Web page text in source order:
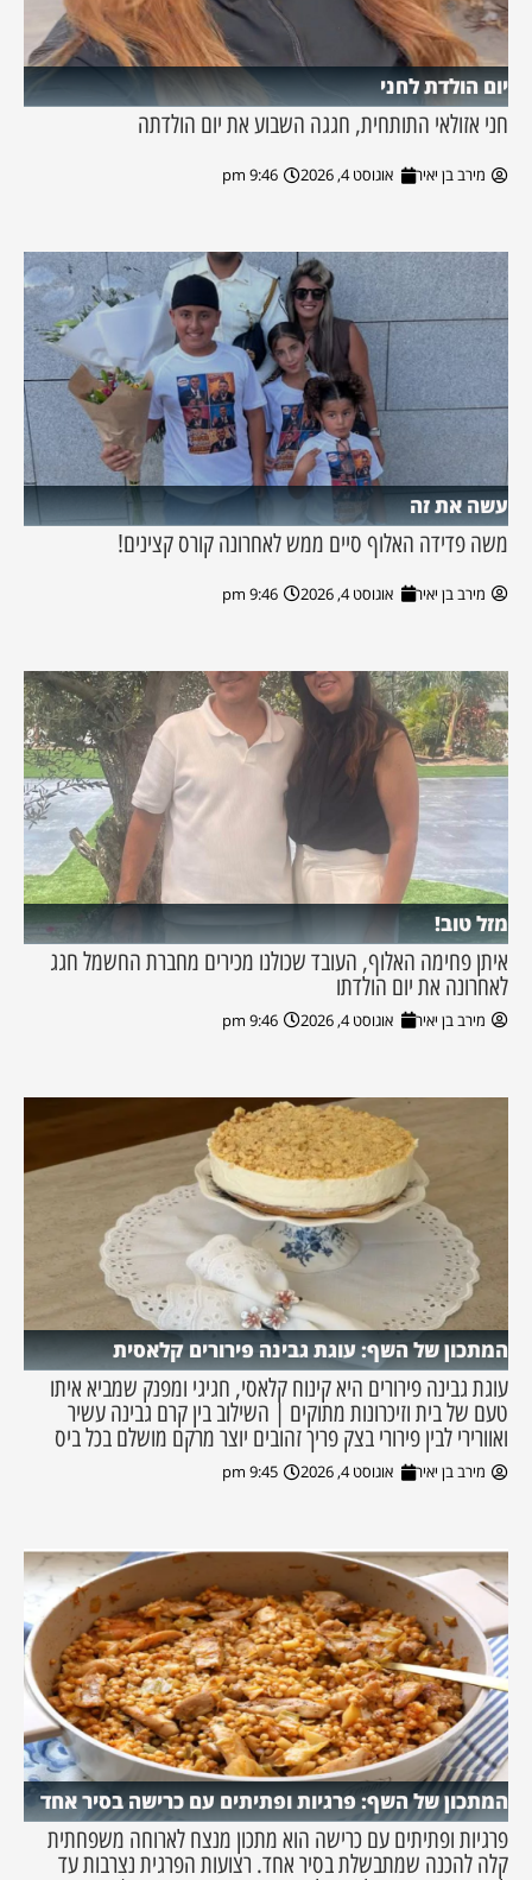
יום הולדת לחני
חני אזולאי התותחית, חגגה השבוע את יום הולדתה
מירב בן יאיר אוגוסט 4, 2026 9:46 pm
עשה את זה
משה פדידה האלוף סיים ממש לאחרונה קורס קצינים!
מירב בן יאיר אוגוסט 4, 2026 9:46 pm
מזל טוב!
איתן פחימה האלוף, העובד שכולנו מכירים מחברת החשמל חגג
לאחרונה את יום הולדתו
מירב בן יאיר אוגוסט 4, 2026 9:46 pm
המתכון של השף: עוגת גבינה פירורים קלאסית
עוגת גבינה פירורים היא קינוח קלאסי, חגיגי ומפנק שמביא איתו
טעם של בית וזיכרונות מתוקים | השילוב בין קרם גבינה עשיר
ואוורירי לבין פירורי בצק פריך זהובים יוצר מרקם מושלם בכל ביס
מירב בן יאיר אוגוסט 4, 2026 9:45 pm
המתכון של השף: פרגיות ופתיתים עם כרישה בסיר אחד
פרגיות ופתיתים עם כרישה הוא מתכון מנצח לארוחה משפחתית
קלה להכנה שמתבשלת בסיר אחד. רצועות הפרגית נצרבות עד